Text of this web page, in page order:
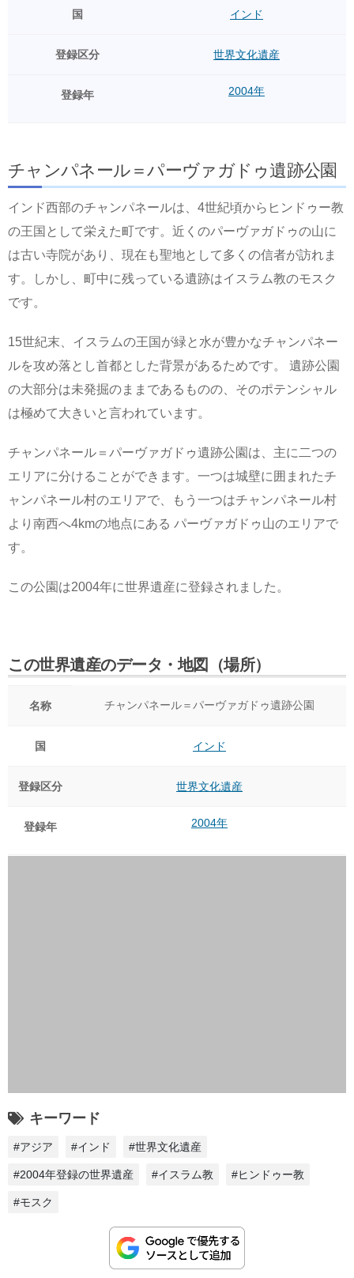
国 インド
登録区分 世界文化遺産
登録年 2004年
チャンパネール＝パーヴァガドゥ遺跡公園
インド西部のチャンパネールは、4世紀頃からヒンドゥー教
の王国として栄えた町です。近くのパーヴァガドゥの山に
は古い寺院があり、現在も聖地として多くの信者が訪れま
す。しかし、町中に残っている遺跡はイスラム教のモスク
です。
15世紀末、イスラムの王国が緑と水が豊かなチャンパネー
ルを攻め落とし首都とした背景があるためです。 遺跡公園
の大部分は未発掘のままであるものの、そのポテンシャル
は極めて大きいと言われています。
チャンパネール＝パーヴァガドゥ遺跡公園は、主に二つの
エリアに分けることができます。一つは城壁に囲まれたチ
ャンパネール村のエリアで、もう一つはチャンパネール村
より南西へ4kmの地点にある パーヴァガドゥ山のエリアで
す。
この公園は2004年に世界遺産に登録されました。
この世界遺産のデータ・地図（場所）
名称 チャンパネール＝パーヴァガドゥ遺跡公園
国 インド
登録区分 世界文化遺産
登録年 2004年
キーワード
#アジア #インド #世界文化遺産
#2004年登録の世界遺産 #イスラム教 #ヒンドゥー教
#モスク